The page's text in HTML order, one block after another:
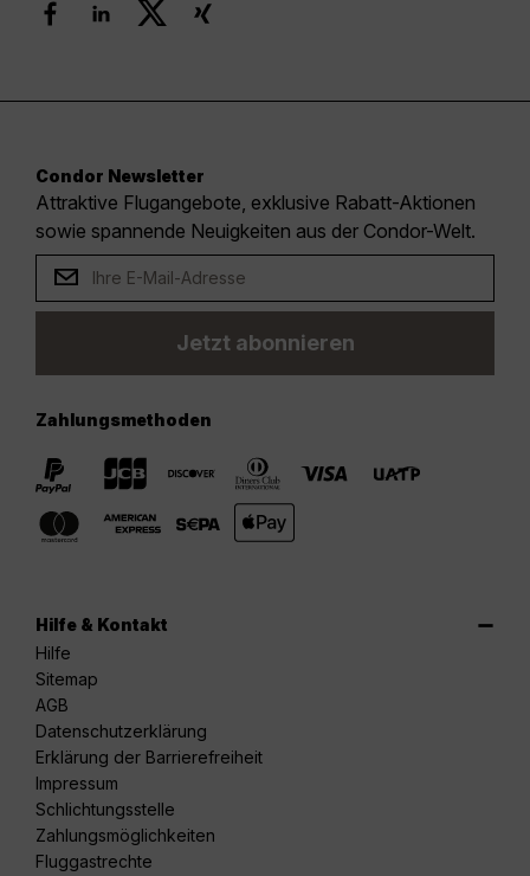
Condor Newsletter
Attraktive Flugangebote, exklusive Rabatt-Aktionen
sowie spannende Neuigkeiten aus der Condor-Welt.
Jetzt abonnieren
Zahlungsmethoden
Hilfe & Kontakt
Hilfe
Sitemap
AGB
Datenschutzerklärung
Erklärung der Barrierefreiheit
Impressum
Schlichtungsstelle
Zahlungsmöglichkeiten
Fluggastrechte